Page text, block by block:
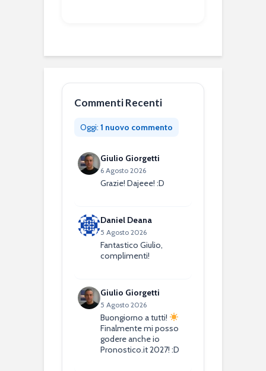
Commenti Recenti
Oggi: 1 nuovo commento
Giulio Giorgetti
6 Agosto 2026
Grazie! Dajeee! :D
Daniel Deana
5 Agosto 2026
Fantastico Giulio,
complimenti!
Giulio Giorgetti
5 Agosto 2026
Buongiorno a tutti!
Finalmente mi posso
godere anche io
Pronostico.it 2027! :D